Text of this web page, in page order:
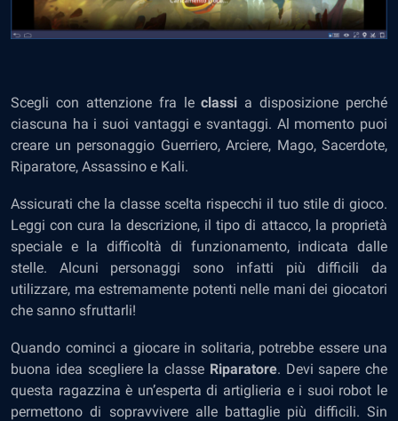
Scegli con attenzione fra leclassi a disposizione perché
ciascuna ha i suoi vantaggi e svantaggi. Al momento puoi
creare un personaggio Guerriero, Arciere, Mago, Sacerdote,
Riparatore, Assassino e Kali.
Assicurati che la classe scelta rispecchi il tuo stile di gioco.
Leggi con cura la descrizione, il tipo di attacco, la proprietà
speciale e la difficoltà di funzionamento, indicata dalle
stelle. Alcuni personaggi sono infatti più difficili da
utilizzare, ma estremamente potenti nelle mani dei giocatori
che sanno sfruttarli!
Quando cominci a giocare in solitaria, potrebbe essere una
buona idea scegliere la classe Riparatore. Devi sapere che
questa ragazzina è un’esperta di artiglieria e i suoi robot le
permettono di sopravvivere alle battaglie più difficili. Sin